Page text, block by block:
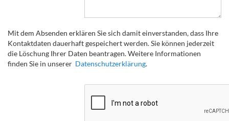
Mit dem Absenden erklären Sie sich damit einverstanden, dass Ihre
Kontaktdaten dauerhaft gespeichert werden. Sie können jederzeit
die Löschung Ihrer Daten beantragen. Weitere Informationen
finden Sie in unserer Datenschutzerklärung.